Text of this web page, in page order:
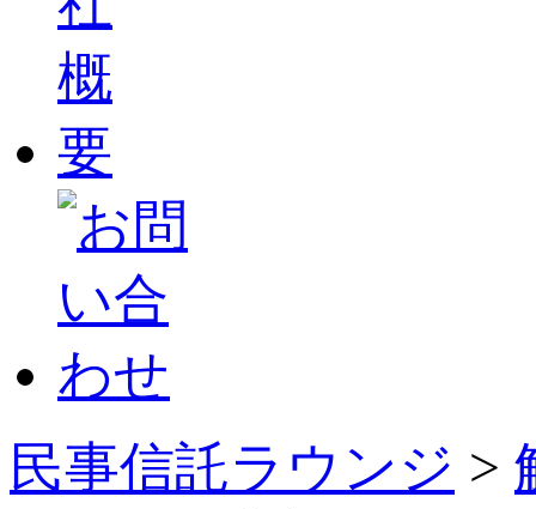
民事信託ラウンジ >